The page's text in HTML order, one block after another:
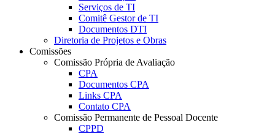
Serviços de TI
Comitê Gestor de TI
Documentos DTI
Diretoria de Projetos e Obras
Comissões
Comissão Própria de Avaliação
CPA
Documentos CPA
Links CPA
Contato CPA
Comissão Permanente de Pessoal Docente
CPPD